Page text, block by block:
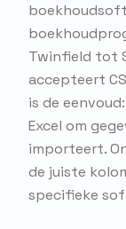
Twinfield tot
accepteert
is de
Excel om
importeert.
de juiste
specifieke